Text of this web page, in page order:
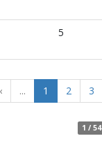
5
‹ ... 1 2 3
1 / 54